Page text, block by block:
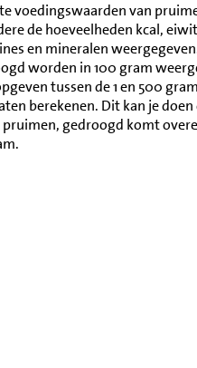
voedingswaarden van
de hoeveelheden kcal,
en mineralen
worden in 100 gram
tussen de 1 en 500
berekenen. Dit kan je
gedroogd komt